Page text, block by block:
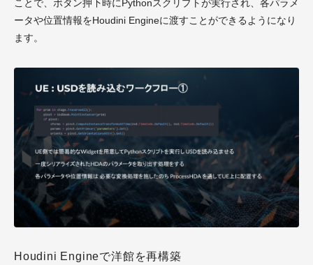
ことで、ボタン押下時にPythonスクリプトが実行され、各パラメ
ータや位置情報をHoudini Engineに渡すことができるようになり
ます。
Houdini Engineで洋館を再構築